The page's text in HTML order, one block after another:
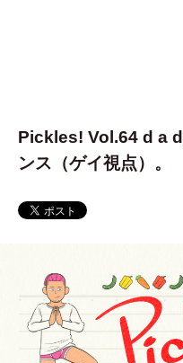
Pickles! Vol.64 d a
ンス（ゲイ視点）。